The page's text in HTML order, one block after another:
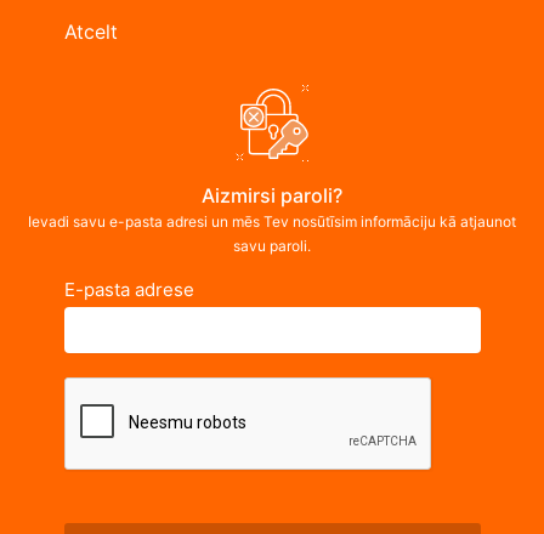
Atcelt
Aizmirsi paroli?
Ievadi savu e-pasta adresi un mēs Tev nosūtīsim informāciju kā atjaunot
savu paroli.
E-pasta adrese